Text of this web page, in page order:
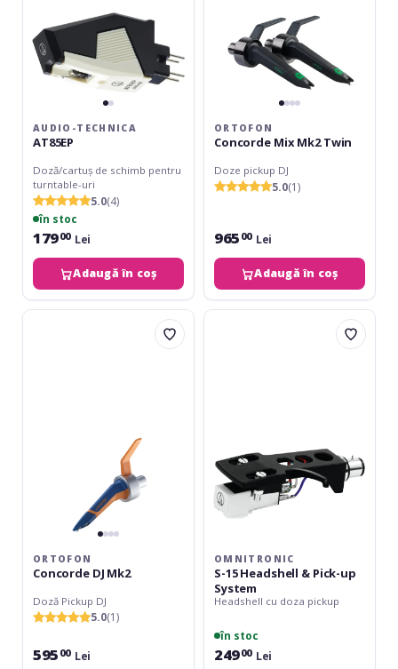
AUDIO-TECHNICA
AT85EP
Doză/cartuș de schimb pentru
turntable-uri
5.0(4)
în stoc
17900 Lei
Adaugă în coș
ORTOFON
Concorde Mix Mk2 Twin
Doze pickup DJ
5.0(1)
965 00 Lei
Adaugă în coș
Ortofon
ORTOFON
Concorde DJ Mk2
Doză Pickup DJ
5.0(1)
595 00 Lei
Omnitronic
OMNITRONIC
S-15 Headshell & Pick-up
System
Headshell cu doza pickup
în stoc
24900 Lei